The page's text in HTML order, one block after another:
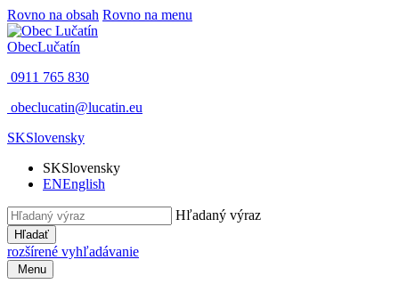
Rovno na obsah Rovno na menu
ObecLučatín
0911 765 830
obeclucatin@lucatin.eu
SKSlovensky
SKSlovensky
ENEnglish
Hľadaný výraz
Hľadať
rozšírené vyhľadávanie
Menu